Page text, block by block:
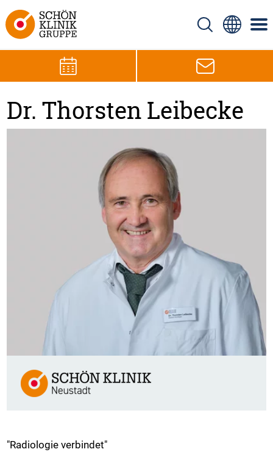
Dr. Thorsten Leibecke
"Radiologie verbindet"